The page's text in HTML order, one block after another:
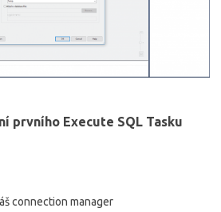
prvního Execute SQL Tasku
connection manager